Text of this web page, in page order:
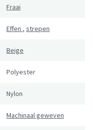
Fraai
Effen , strepen
Beige
Polyester
Nylon
Machinaal geweven